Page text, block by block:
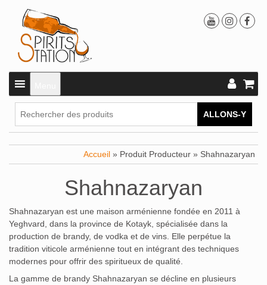
ALLONS-Y
Accueil » Produit Producteur » Shahnazaryan
Shahnazaryan
Shahnazaryan est une maison arménienne fondée en 2011 à
Yeghvard, dans la province de Kotayk, spécialisée dans la
production de brandy, de vodka et de vins. Elle perpétue la
tradition viticole arménienne tout en intégrant des techniques
modernes pour offrir des spiritueux de qualité.
La gamme de brandy Shahnazaryan se décline en plusieurs